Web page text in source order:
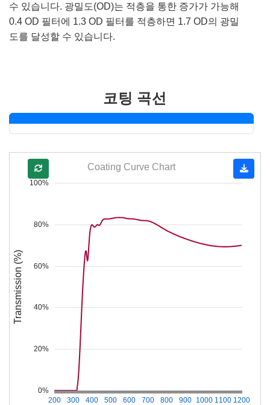
수 있습니다. 광밀도(OD)는 적층을 통한 증가가 가능해
0.4 OD 필터에 1.3 OD 필터를 적층하면 1.7 OD의 광밀
도를 달성할 수 있습니다.
코팅 곡선
200 300 400 500 600 700 800 900 1000 1100 1200
0%
20%
40%
60%
80%
100%
Transmission (%)
Coating Curve Chart